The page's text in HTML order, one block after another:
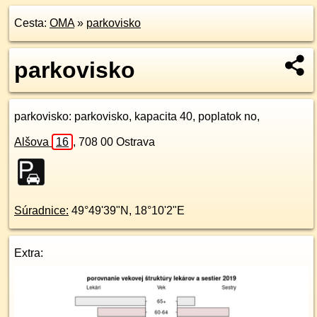
Cesta: OMA» parkovisko
parkovisko
parkovisko: parkovisko, kapacita 40, poplatok no,
Alšova 16 , 708 00 Ostrava
Súradnice: 49°49'39"N , 18°10'2"E
Extra: